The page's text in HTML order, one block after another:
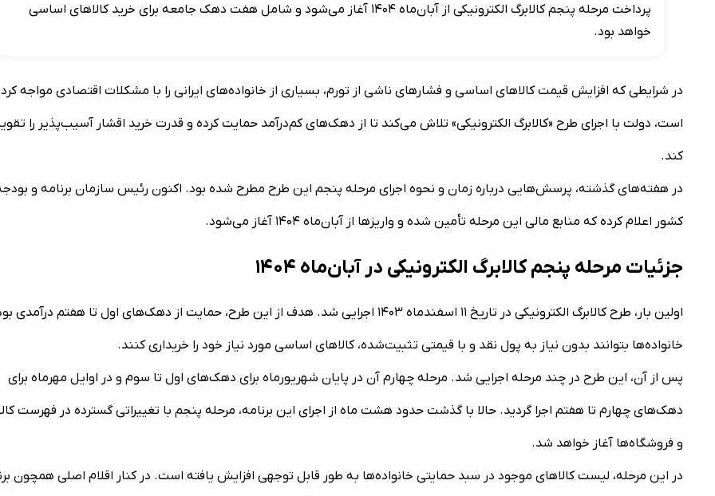
پرداخت مرحله پنجم کالابرگ الکترونیکی از آبان‌ماه ۱۴۰۴ آغاز می‌شود و شامل هفت دهک جامعه برای خرید کالاهای اساسی
خواهد بود.
در شرایطی که افزایش قیمت کالاهای اساسی و فشارهای ناشی از تورم، بسیاری از خانواده‌های ایرانی را با مشکلات اقتصادی مواجه
است، دولت با اجرای طرح «کالابرگ الکترونیکی» تلاش می‌کند تا از دهک‌های کم‌درآمد حمایت کرده و قدرت خرید اقشار آسیب‌پذیر را
کند.
در هفته‌های گذشته، پرسش‌هایی درباره زمان و نحوه اجرای مرحله پنجم این طرح مطرح شده بود. اکنون رئیس سازمان برنامه و
کشور اعلام کرده که منابع مالی این مرحله تأمین شده و واریزها از آبان‌ماه ۱۴۰۴ آغاز می‌شود.
جزئیات مرحله پنجم کالابرگ الکترونیکی در آبان‌ماه ۱۴۰۴
اولین بار، طرح کالابرگ الکترونیکی در تاریخ ۱۱ اسفندماه ۱۴۰۳ اجرایی شد. هدف از این طرح، حمایت از دهک‌های اول تا هفتم درآمدی
خانواده‌ها بتوانند بدون نیاز به پول نقد و با قیمتی تثبیت‌شده، کالاهای اساسی مورد نیاز خود را خریداری کنند.
پس از آن، این طرح در چند مرحله اجرایی شد. مرحله چهارم آن در پایان شهریورماه برای دهک‌های اول تا سوم و در اوایل مهرماه برای
دهک‌های چهارم تا هفتم اجرا گردید. حالا با گذشت حدود هشت ماه از اجرای این برنامه، مرحله پنجم با تغییراتی گسترده در فهرست
و فروشگاه‌ها آغاز خواهد شد.
در این مرحله، لیست کالاهای موجود در سبد حمایتی خانواده‌ها به طور قابل توجهی افزایش یافته است. در کنار اقلام اصلی همچون